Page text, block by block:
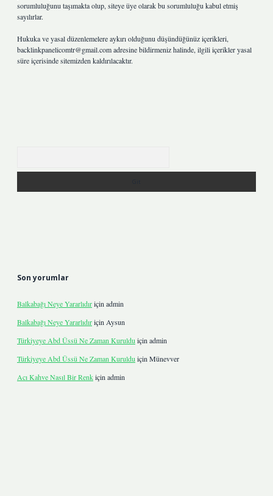
sorumluluğunu taşımakta olup, siteye üye olarak bu sorumluluğu kabul etmiş
sayılırlar.
Hukuka ve yasal düzenlemelere aykırı olduğunu düşündüğünüz içerikleri,
backlinkpanelicomtr@gmail.comadresine bildirmeniz halinde, ilgili içerikler yasal
süre içerisinde sitemizden kaldırılacaktır.
Son yorumlar
Balkabağı Neye Yararlıdıriçin admin
Balkabağı Neye Yararlıdıriçin Aysun
Türkiyeye Abd Üssü Ne Zaman Kuruldu için admin
Türkiyeye Abd Üssü Ne Zaman Kuruldu için Münevver
Acı Kahve Nasıl Bir Renkiçin admin